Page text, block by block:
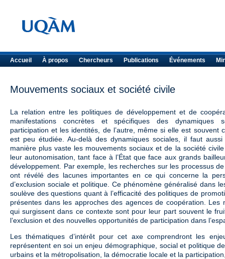
Accueil À propos Chercheurs Publications Événements
Mouvements sociaux et société civile
La relation entre les politiques de développement et de
manifestations concrètes et spécifiques des dynamiques
participation et les identités, de l’autre, même si elle est souvent
est peu étudiée. Au-delà des dynamiques sociales, il faut
manière plus vaste les mouvements sociaux et de la société
leur autonomisation, tant face à l’État que face aux grands
développement. Par exemple, les recherches sur les processus
ont révélé des lacunes importantes en ce qui concerne la
d’exclusion sociale et politique. Ce phénomène généralisé dans
soulève des questions quant à l’efficacité des politiques de
présentes dans les approches des agences de coopération. Les
qui surgissent dans ce contexte sont pour leur part souvent le
l’exclusion et des nouvelles opportunités de participation dans
Les thématiques d’intérêt pour cet axe comprendront les
représentent en soi un enjeu démographique, social et politique
urbains et la métropolisation, la démocratie locale et la